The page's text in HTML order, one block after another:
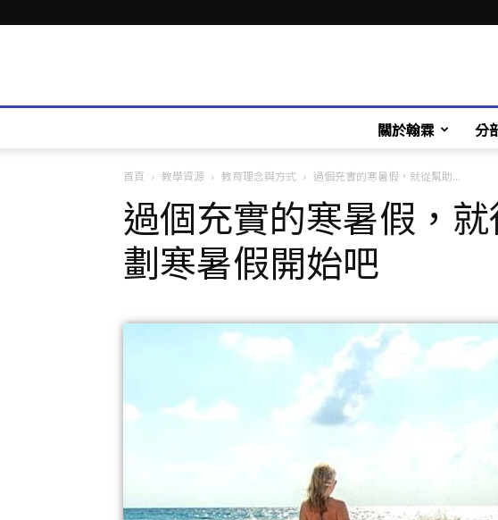
關於翰霖 分
首頁 教學資源 教育理念與方式 過個充實的寒暑假，就從幫助...
過個充實的寒暑假，
劃寒暑假開始吧